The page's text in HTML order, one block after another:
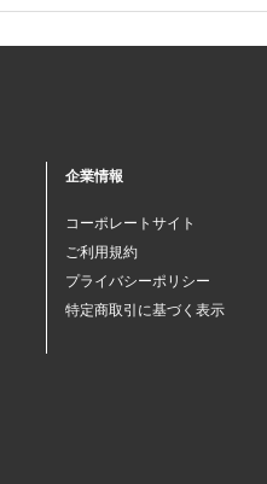
企業情報
コーポレートサイト
ご利用規約
プライバシーポリシー
特定商取引に基づく表示